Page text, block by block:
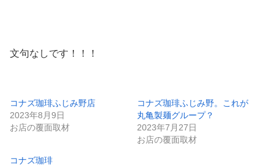
文句なしです！！！
コナズ珈琲ふじみ野店
2023年8月9日
お店の覆面取材
コナズ珈琲ふじみ野。これが
丸亀製麺グループ？
2023年7月27日
お店の覆面取材
コナズ珈琲